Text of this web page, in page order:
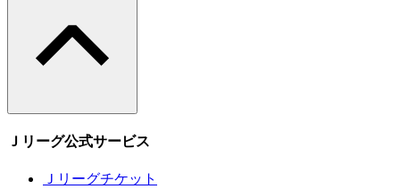
Ｊリーグ公式サービス
Ｊリーグチケット